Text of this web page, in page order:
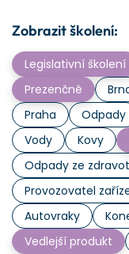
Zobrazit školení:
Legislativní školení
Prezenčně
Praha
Odpady
Vody
Kovy
Odpady ze
Provozovatel
Autovraky
Vedlejší produkt